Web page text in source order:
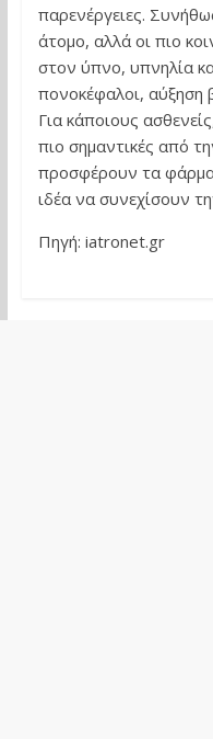
παρενέργειες.
άτομο, αλλά οι πιο
στον ύπνο, υπνηλία
πονοκέφαλοι, αύξηση
Για κάποιους
πιο σημαντικές από
προσφέρουν τα
ιδέα να συνεχίσουν
Πηγή: iatronet.gr